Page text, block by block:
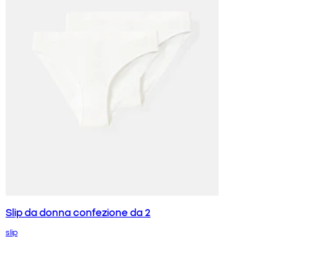
Slip da donna confezione da 2
slip